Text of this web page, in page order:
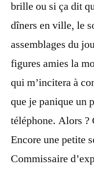
brille ou si ça dit
dîners en ville, le
assemblages du
figures amies la
qui m’incitera à
que je panique un
téléphone. Alors ?
Encore une petite
Commissaire